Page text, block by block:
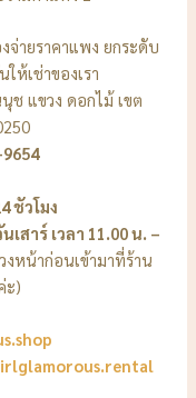
จ่ายราคาแพง ยกระดับ
ห้เช่าของเรา
แขวง ดอกไม้ เขต
ชัวโมง
สาร์ เวลา 11.00 น. –
หน้าก่อนเข้ามาที่ร้าน
ะ)